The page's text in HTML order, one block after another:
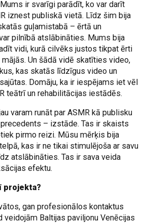
ir svarīgi parādīt, ko var darīt
iznest publiskā vietā. Līdz šim bija
guļamistabā – ērtā un
pilnībā atslābināties. Mums bija
vidi, kurā cilvēks justos tikpat ērti
Un šādā vidē skatīties video,
kas skatās līdzīgus video un
Domāju, ka ir iespējams iet vēl
teātrī un rehabilitācijas iestādēs.
varam runāt par ASMR kā publisku
– izstāde. Tas ir skaists
pirmo reizi. Mūsu mērķis bija
kas ir ne tikai stimulējoša ar savu
atslābināties. Tas ir sava veida
efektu.
projekta?
gan profesionālos kontaktus
veidojām Baltijas paviljonu Venēcijas